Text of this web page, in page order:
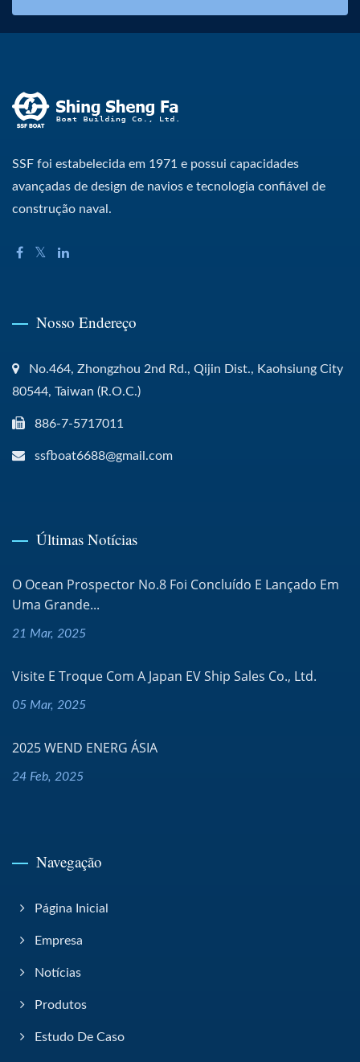
SSF foi estabelecida em 1971 e possui capacidades
avançadas de design de navios e tecnologia confiável de
construção naval.
Nosso Endereço
No.464, Zhongzhou 2nd Rd., Qijin Dist., Kaohsiung City
80544, Taiwan (R.O.C.)
886-7-5717011
ssfboat6688@gmail.com
Últimas Notícias
O Ocean Prospector No.8 Foi Concluído E Lançado Em
Uma Grande...
21 Mar, 2025
Visite E Troque Com A Japan EV Ship Sales Co., Ltd.
05 Mar, 2025
2025 WEND ENERG ÁSIA
24 Feb, 2025
Navegação
Página Inicial
Empresa
Notícias
Produtos
Estudo De Caso